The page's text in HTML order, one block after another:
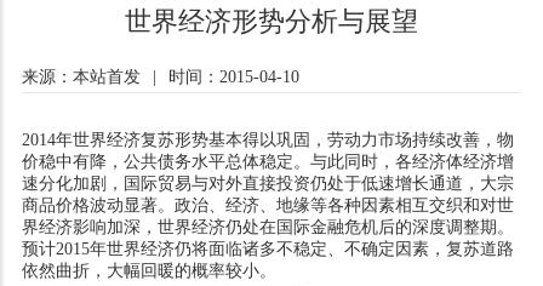
世界经济形势分析与展望
来源：本站首发 时间：2015-04-10
2014年世界经济复苏形势基本得以巩固，劳动力市场持续改善，物
价稳中有降，公共债务水平总体稳定。与此同时，各经济体经济增
速分化加剧，国际贸易与对外直接投资仍处于低速增长通道，大宗
商品价格波动显著。政治、经济、地缘等各种因素相互交织和对世
界经济影响加深，世界经济仍处在国际金融危机后的深度调整期。
预计2015年世界经济仍将面临诸多不稳定、不确定因素，复苏道路
依然曲折，大幅回暖的概率较小。